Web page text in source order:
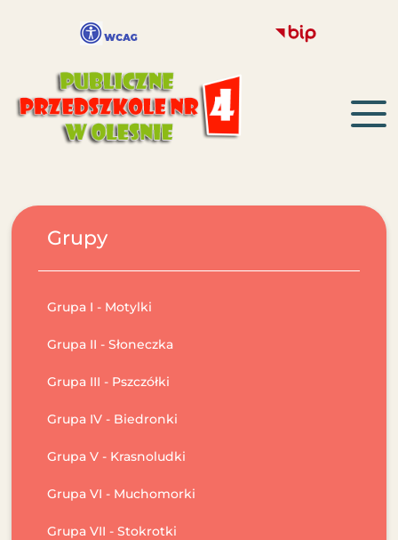
Grupy
Grupa I - Motylki
Grupa II - Słoneczka
Grupa III - Pszczółki
Grupa IV - Biedronki
Grupa V - Krasnoludki
Grupa VI - Muchomorki
Grupa VII - Stokrotki